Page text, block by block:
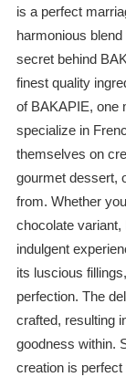
is a perfect
harmonious
secret behind
finest quality
of BAKAPIE, one
specialize in
themselves on
gourmet dessert,
from. Whether
chocolate
indulgent
its luscious
perfection. The
crafted, resulting
goodness within.
creation is